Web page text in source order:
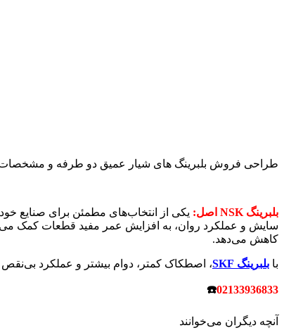
طراحی فروش بلبرینگ های شیار عمیق دو طرفه و مشخصات
بلبرینگ NSK اصل:
یکی از انتخاب‌های مطمئن برای صنایع
کاهش می‌دهد.
با بلبرینگ‌ ، اصطکاک کمتر، دوام بیشتر و عملکرد بی‌نقص
02133936833
☎
آنچه دیگران می‌خوانند